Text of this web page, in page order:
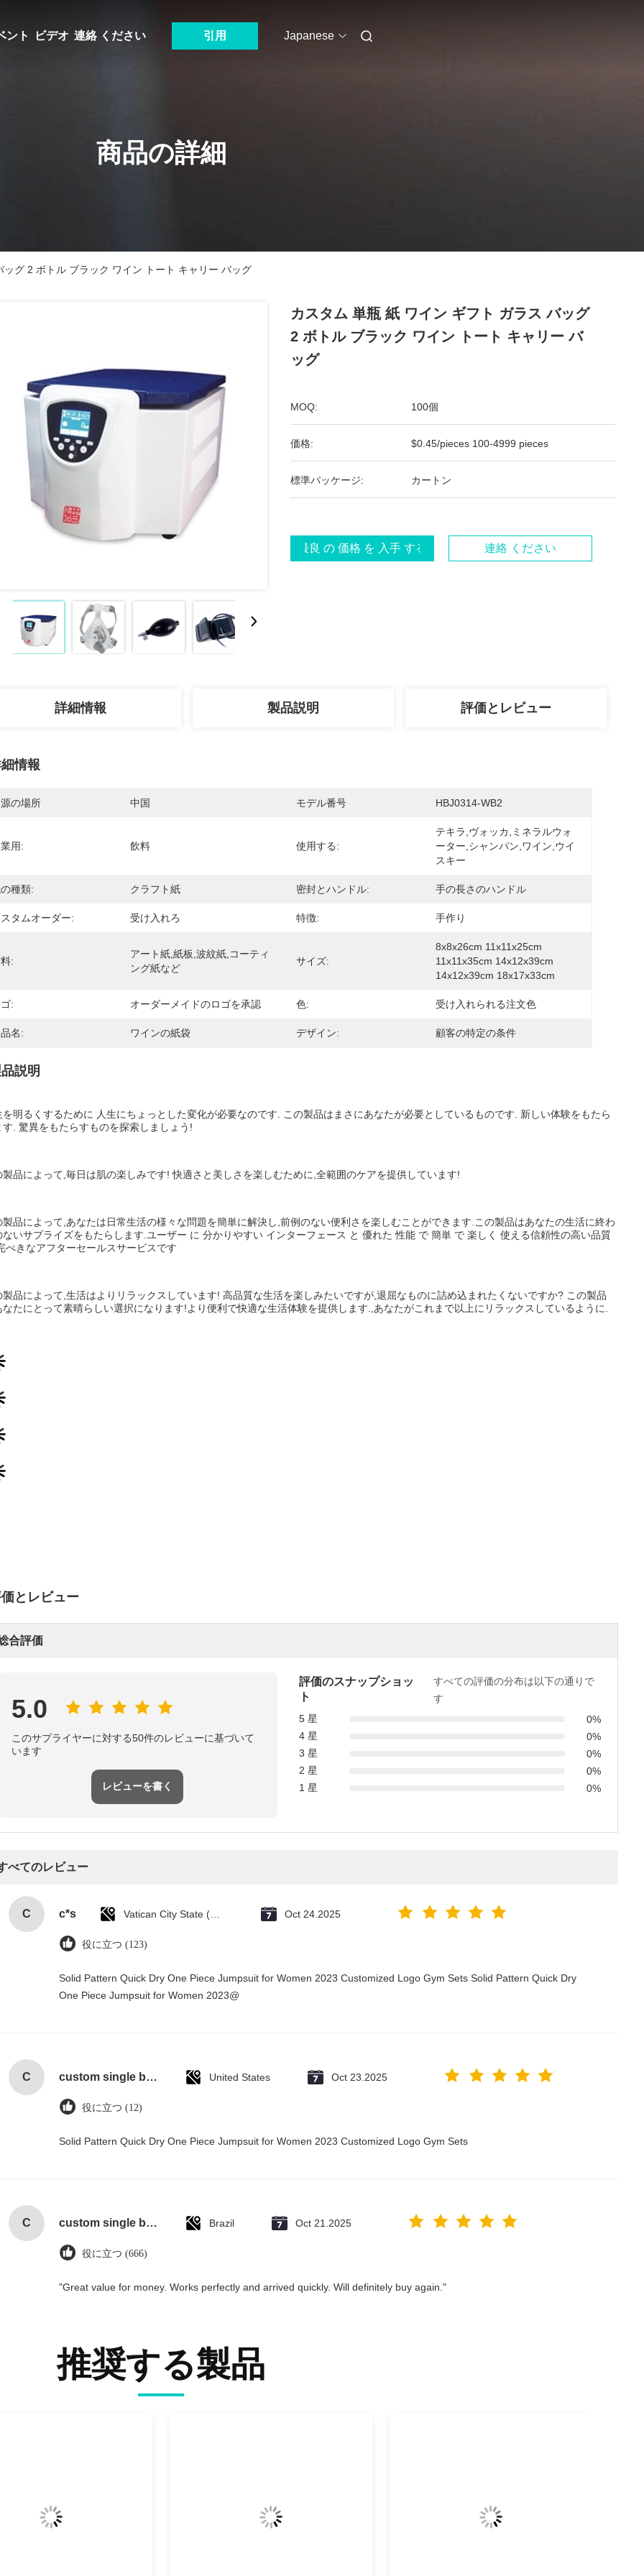
ント ビデオ 連絡 ください 引用 Japanese
商品の詳細
グ 2 ボトル ブラック ワイン トート キャリー バッグ
カスタム 単瓶 紙 ワイン ギフト ガラス バッグ
2 ボトル ブラック ワイン トート キャリー バ
ッグ
MOQ: 100個
価格: $0.45/pieces 100-4999 pieces
標準パッケージ: カートン
最良 の 価格 を 入手 する 連絡 ください
詳細情報 製品説明 評価とレビュー
情報
の場所 中国 モデル番号 HBJ0314-WB2
用: 飲料 使用する:
テキラ,ヴォッカ,ミネラルウォ
ーター,シャンパン,ワイン,ウイ
スキー
種類: クラフト紙 密封とハンドル: 手の長さのハンドル
タムオーダー: 受け入れろ 特徴: 手作り
:
アート紙,紙板,波紋紙,コーティ
ング紙など
サイズ:
8x8x26cm 11x11x25cm
11x11x35cm 14x12x39cm
14x12x39cm 18x17x33cm
: オーダーメイドのロゴを承認 色: 受け入れられる注文色
名: ワインの紙袋 デザイン: 顧客の特定の条件
説明
を明るくするために 人生にちょっとした変化が必要なのです. この製品はまさにあなたが必要としているものです. 新しい体験をもたら
す. 驚異をもたらすものを探索しましょう!
製品によって,毎日は肌の楽しみです! 快適さと美しさを楽しむために,全範囲のケアを提供しています!
製品によって,あなたは日常生活の様々な問題を簡単に解決し,前例のない便利さを楽しむことができます.この製品はあなたの生活に終わ
ないサプライズをもたらします.ユーザー に 分かりやすい インターフェース と 優れた 性能 で 簡単 で 楽しく 使える信頼性の高い品質
ぺきなアフターセールスサービスです
製品によって,生活はよりリラックスしています! 高品質な生活を楽しみたいですが,退屈なものに詰め込まれたくないですか? この製品
なたにとって素晴らしい選択になります!より便利で快適な生活体験を提供します.,あなたがこれまで以上にリラックスしているように.
とレビュー
合評価
5.0
このサプライヤーに対する50件のレビューに基づいて
います
レビューを書く
評価のスナップショッ
ト
すべての評価の分布は以下の通りで
す
5 星
0%
4 星
0%
3 星
0%
2 星
0%
1 星
0%
べてのレビュー
C c*s Oct 24.2025
役に立つ (123)
Solid Pattern Quick Dry One Piece Jumpsuit for Women 2023 Customized Logo Gym Sets Solid Pattern Quick Dry
One Piece Jumpsuit for Women 2023@
C custom single bottle packaging paper wine gift glass bag 2 bottle black wine tote carry bags United States Oct 23.2025
役に立つ (12)
Solid Pattern Quick Dry One Piece Jumpsuit for Women 2023 Customized Logo Gym Sets
C custom single bottle packaging paper wine gift glass bag 2 bottle black wine tote carry bags Brazil Oct 21.2025
役に立つ (666)
"Great value for money. Works perfectly and arrived quickly. Will definitely buy again."
推奨する製品